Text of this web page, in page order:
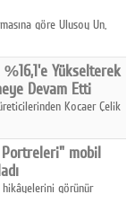
göre Ulusoy Un,
oldu.
%16,1'e Yükselterek
Devam Etti
Kocaer Çelik
Portreleri" mobil
görünür